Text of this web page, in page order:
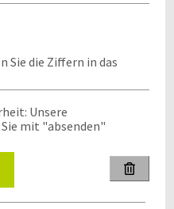
Sie die Ziffern in das
Unsere
Sie mit "absenden"
